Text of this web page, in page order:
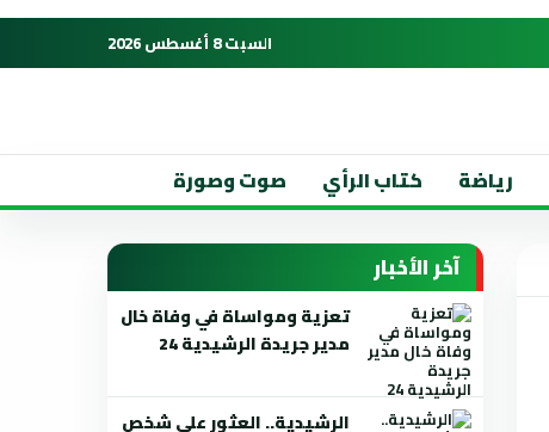
السبت 8 أغسطس 2026
رياضة كتاب الرأي صوت وصورة
آخر الأخبار
تعزية ومواساة في وفاة خال
مدير جريدة الرشيدية 24
الرشيدية.. العثور على شخص